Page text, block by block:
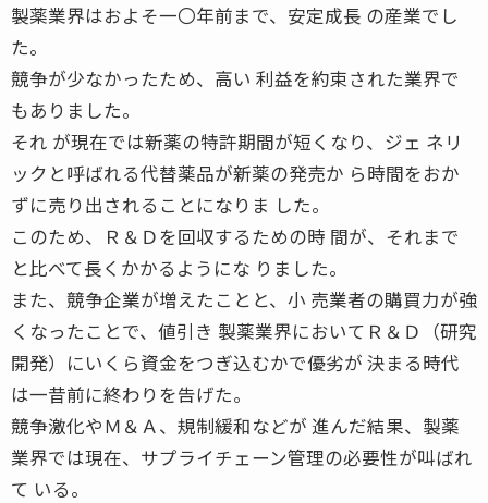
製薬業界はおよそ一〇年前まで、安定成長 の産業でし
た。
競争が少なかったため、高い 利益を約束された業界で
もありました。
それ が現在では新薬の特許期間が短くなり、ジェ ネリ
ックと呼ばれる代替薬品が新薬の発売か ら時間をおか
ずに売り出されることになりま した。
このため、Ｒ＆Ｄを回収するための時 間が、それまで
と比べて長くかかるようにな りました。
また、競争企業が増えたことと、小 売業者の購買力が強
くなったことで、値引き 製薬業界においてＲ＆Ｄ（研究
開発）にいくら資金をつぎ込むかで優劣が 決まる時代
は一昔前に終わりを告げた。
競争激化やＭ＆Ａ、規制緩和などが 進んだ結果、製薬
業界では現在、サプライチェーン管理の必要性が叫ばれ
て いる。